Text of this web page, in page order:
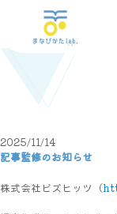
2025/11/14
記事監修のお知らせ
株式会社ビズヒッツ（